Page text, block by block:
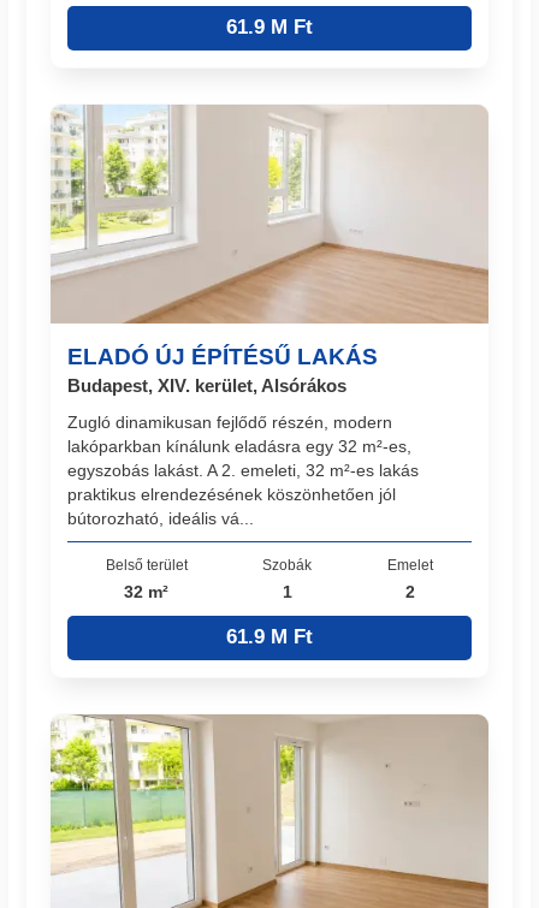
61.9 M Ft
ELADÓ ÚJ ÉPÍTÉSŰ LAKÁS
Budapest, XIV. kerület, Alsórákos
Zugló dinamikusan fejlődő részén, modern
lakóparkban kínálunk eladásra egy 32 m²-es,
egyszobás lakást. A 2. emeleti, 32 m²-es lakás
praktikus elrendezésének köszönhetően jól
bútorozható, ideális vá...
Belső terület
32 m²
Szobák
1
Emelet
2
61.9 M Ft